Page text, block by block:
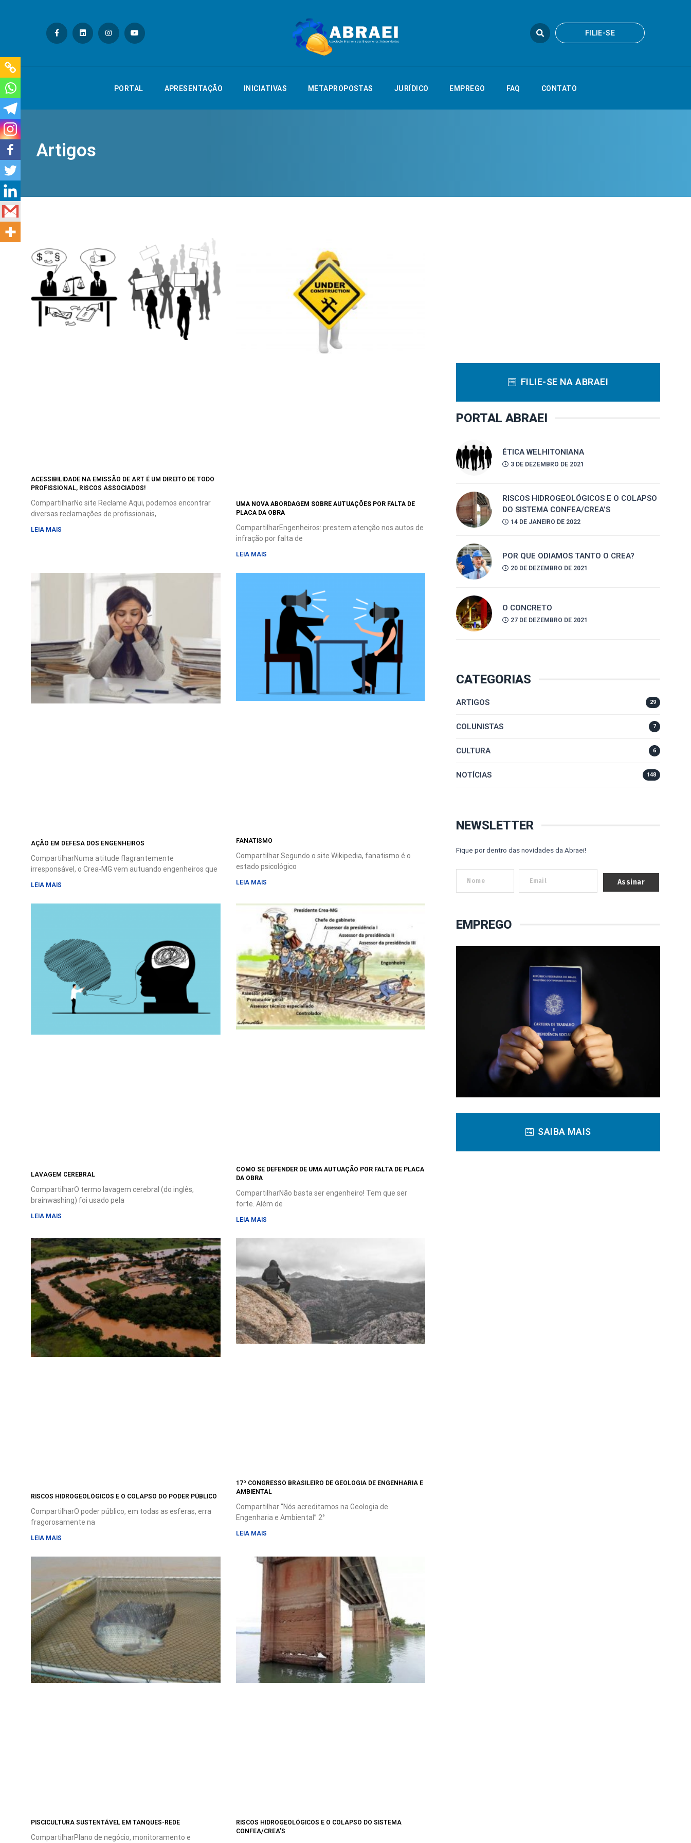
FILIE-SE
PORTAL APRESENTAÇÃO INICIATIVAS METAPROPOSTAS JURÍDICO EMPREGO FAQ CONTATO
APRESENTAÇÃO JURÍDICO
Artigos
ACESSIBILIDADE NA EMISSÃO DE ART É UM DIREITO DE TODO
PROFISSIONAL, RISCOS ASSOCIADOS!
CompartilharNo site Reclame Aqui, podemos encontrar
diversas reclamações de profissionais,
LEIA MAIS
UMA NOVA ABORDAGEM SOBRE AUTUAÇÕES POR FALTA DE
PLACA DA OBRA
CompartilharEngenheiros: prestem atenção nos autos de
infração por falta de
LEIA MAIS
AÇÃO EM DEFESA DOS ENGENHEIROS
CompartilharNuma atitude flagrantemente
irresponsável, o Crea-MG vem autuando engenheiros que
LEIA MAIS
FANATISMO
Compartilhar Segundo o site Wikipedia, fanatismo é o
estado psicológico
LEIA MAIS
LAVAGEM CEREBRAL
CompartilharO termo lavagem cerebral (do inglês,
brainwashing) foi usado pela
LEIA MAIS
COMO SE DEFENDER DE UMA AUTUAÇÃO POR FALTA DE PLACA
DA OBRA
CompartilharNão basta ser engenheiro! Tem que ser
forte. Além de
LEIA MAIS
RISCOS HIDROGEOLÓGICOS E O COLAPSO DO PODER PÚBLICO
CompartilharO poder público, em todas as esferas, erra
fragorosamente na
LEIA MAIS
17º CONGRESSO BRASILEIRO DE GEOLOGIA DE ENGENHARIA E
AMBIENTAL
Compartilhar “Nós acreditamos na Geologia de
Engenharia e Ambiental” 2°
LEIA MAIS
PISCICULTURA SUSTENTÁVEL EM TANQUES-REDE
CompartilharPlano de negócio, monitoramento e
RISCOS HIDROGEOLÓGICOS E O COLAPSO DO SISTEMA
CONFEA/CREA’S
FILIE-SE NA ABRAEI
PORTAL ABRAEI
ÉTICA WELHITONIANA
3 DE DEZEMBRO DE 2021
RISCOS HIDROGEOLÓGICOS E O COLAPSO
DO SISTEMA CONFEA/CREA’S
14 DE JANEIRO DE 2022
POR QUE ODIAMOS TANTO O CREA?
20 DE DEZEMBRO DE 2021
O CONCRETO
27 DE DEZEMBRO DE 2021
CATEGORIAS
ARTIGOS 29
COLUNISTAS 7
CULTURA 6
NOTÍCIAS 148
NEWSLETTER
Fique por dentro das novidades da Abraei!
Assinar
EMPREGO
SAIBA MAIS